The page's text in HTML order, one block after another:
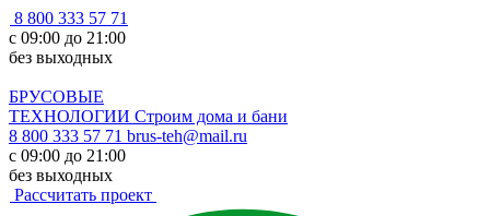
8 800 333 57 71
с 09:00 до 21:00
без выходных
БРУСОВЫЕ
ТЕХНОЛОГИИ Строим дома и бани
8 800 333 57 71 brus-teh@mail.ru
с 09:00 до 21:00
без выходных
Рассчитать проект